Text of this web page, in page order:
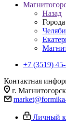
Назад
Города
+7 (3519)
Контактная
г.
Личный